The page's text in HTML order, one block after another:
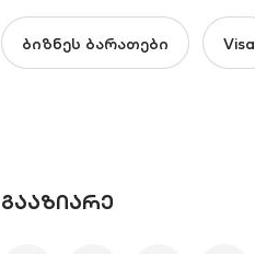
ბიზნეს ბარათები Visa
ᲒᲐᲐᲖᲘᲐᲠᲔ